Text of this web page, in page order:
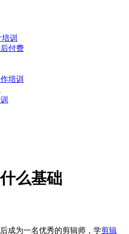
么基础
成为一名优秀的剪辑师，学剪辑